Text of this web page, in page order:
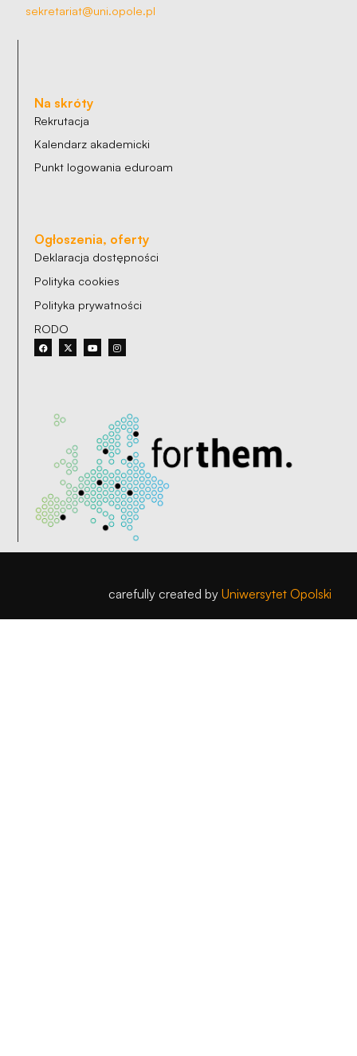
sekretariat@uni.opole.pl
Na skróty
Rekrutacja
Kalendarz akademicki
Punkt logowania eduroam
Ogłoszenia, oferty
Deklaracja dostępności
Polityka cookies
Polityka prywatności
RODO
carefully created by Uniwersytet Opolski